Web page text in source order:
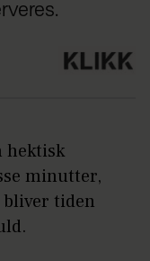
hektisk
minutter,
tiden